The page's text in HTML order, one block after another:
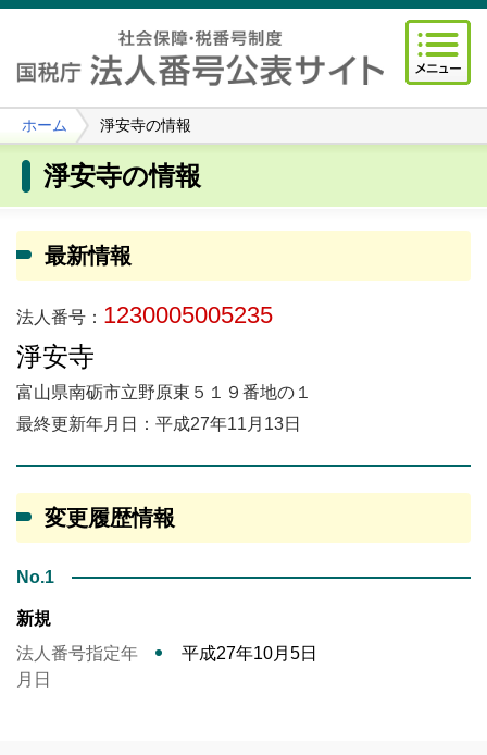
ホーム 淨安寺の情報
淨安寺の情報
最新情報
法人番号： 1230005005235
淨安寺
富山県南砺市立野原東５１９番地の１
最終更新年月日：平成27年11月13日
変更履歴情報
No.1
新規
法人番号指定年
月日
平成27年10月5日